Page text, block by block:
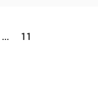
... 11